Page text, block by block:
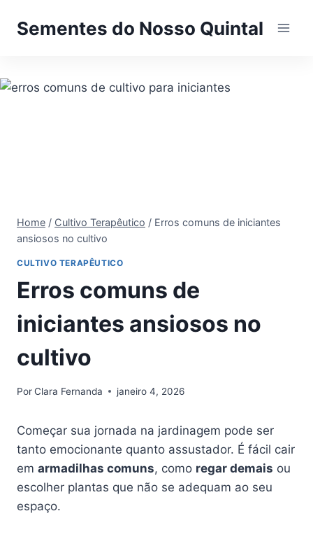
paraSementes do Nosso Quintal
Home / Cultivo Terapêutico / Erros comuns de iniciantes
ansiosos no cultivo
CULTIVO TERAPÊUTICO
Erros comuns de
iniciantes ansiosos no
cultivo
PorClara Fernanda janeiro 4, 2026
Começar sua jornada na jardinagem pode ser
tanto emocionante quanto assustador. É fácil cair
em armadilhas comuns, como regar demais ou
escolher plantas que não se adequam ao seu
espaço.